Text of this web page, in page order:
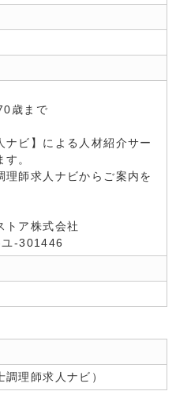
歳まで
ビ】による人材紹介サー
。
理師求人ナビからご案内を
トア株式会社
ユ-301446
理師求人ナビ）